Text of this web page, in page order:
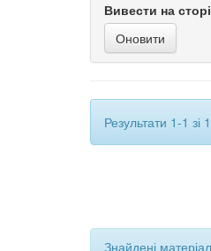
Вивести на
Результати 1-1
Знайдені